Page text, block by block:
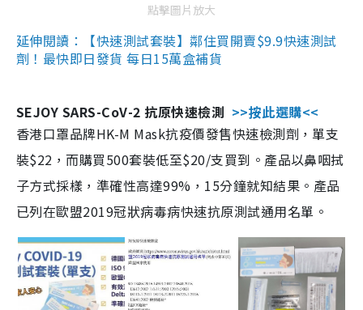
點擊圖片放大
延伸閱讀：【快速測試套裝】鄰住買開賣$9.9快速測試
劑！最快即日發貨 每日15萬盒補貨
SEJOY SARS-CoV-2 抗原快速檢測 >>按此選購<<
香港口罩品牌HK-M Mask抗疫價發售快速檢測劑，單支
裝$22，而購買500套裝低至$20/支買到。產品以鼻咽拭
子方式採樣，準確性高達99%，15分鐘就知結果。產品
已列在歐盟2019冠狀病毒病快速抗原測試通用名單。